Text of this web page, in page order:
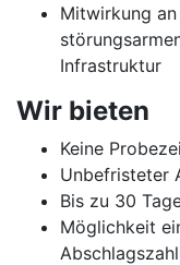
Mitwirkung
Infrastruktur
Wir bieten
Keine
Unbefristeter
Bis zu 30
Möglichkeit